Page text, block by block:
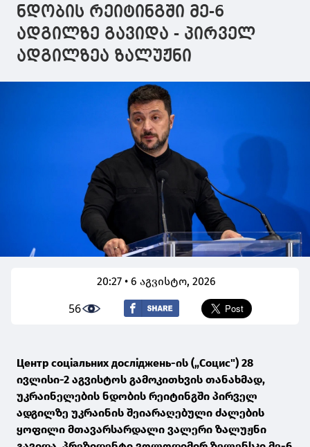
ნდობის რეიტინგში მე-6
ადგილზე გავიდა - პირველ
ადგილზეა ზალუჟნი
20:27 • 6 აგვისტო, 2026
56
Центр соціальних досліджень-ის („Социс") 28
ივლისი-2 აგვისტოს გამოკითხვის თანახმად,
უკრაინელების ნდობის რეიტინგში პირველ
ადგილზე უკრაინის შეიარაღებული ძალების
ყოფილი მთავარსარდალი ვალერი ზალუჟნი